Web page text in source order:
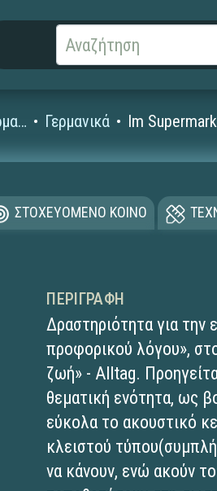
Ξένες Γλώσσες - Γερμανικά Γερμανικά Im
ΣΤΟΧΕΥΟΜΕΝΟ ΚΟΙΝΟ
ΠΕΡΙΓΡΑΦΉ
Δραστηριότητα για την
προφορικού λόγου»,
ζωή» - Alltag.
θεματική ενότητα, ως
εύκολα το ακουστικό
κλειστού
να κάνουν, ενώ ακούν